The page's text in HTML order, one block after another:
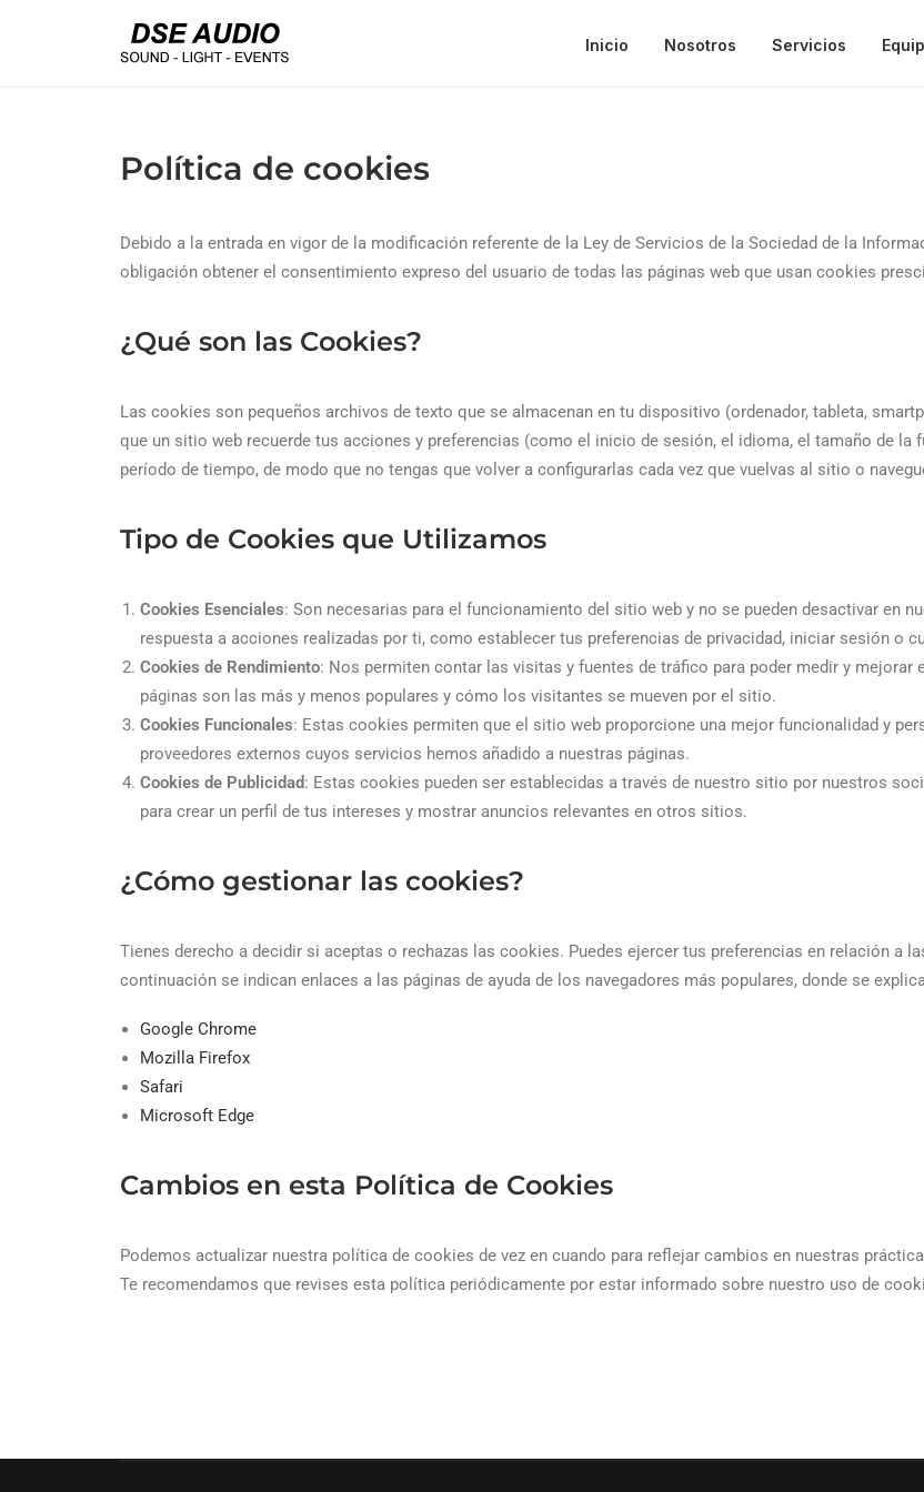
Inicio Nosotros Servicios
Política de cookies
Debido a la entrada en vigor de la modificación referente de la Ley de Servicios de la Sociedad de la
obligación obtener el consentimiento expreso del usuario de todas las páginas web que usan cookies
¿Qué son las Cookies?
Las cookies son pequeños archivos de texto que se almacenan en tu dispositivo (ordenador, tableta,
que un sitio web recuerde tus acciones y preferencias (como el inicio de sesión, el idioma, el tamaño de la
período de tiempo, de modo que no tengas que volver a configurarlas cada vez que vuelvas al sitio o
Tipo de Cookies que Utilizamos
Cookies Esenciales: Son necesarias para el funcionamiento del sitio web y no se pueden desactivar en
respuesta a acciones realizadas por ti, como establecer tus preferencias de privacidad, iniciar sesión o
Cookies de Rendimiento: Nos permiten contar las visitas y fuentes de tráfico para poder medir y
páginas son las más y menos populares y cómo los visitantes se mueven por el sitio.
Cookies Funcionales: Estas cookies permiten que el sitio web proporcione una mejor funcionalidad y
proveedores externos cuyos servicios hemos añadido a nuestras páginas.
Cookies de Publicidad: Estas cookies pueden ser establecidas a través de nuestro sitio por nuestros
para crear un perfil de tus intereses y mostrar anuncios relevantes en otros sitios.
¿Cómo gestionar las cookies?
Tienes derecho a decidir si aceptas o rechazas las cookies. Puedes ejercer tus preferencias en relación a
continuación se indican enlaces a las páginas de ayuda de los navegadores más populares, donde se
Google Chrome
Mozilla Firefox
Safari
Microsoft Edge
Cambios en esta Política de Cookies
Podemos actualizar nuestra política de cookies de vez en cuando para reflejar cambios en nuestras
Te recomendamos que revises esta política periódicamente por estar informado sobre nuestro uso de